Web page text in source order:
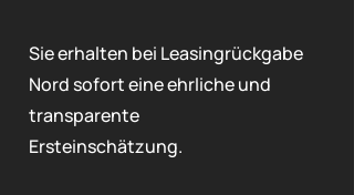
Sie erhalten bei Leasingrückgabe
Nord sofort eine ehrliche und
transparente
Ersteinschätzung.